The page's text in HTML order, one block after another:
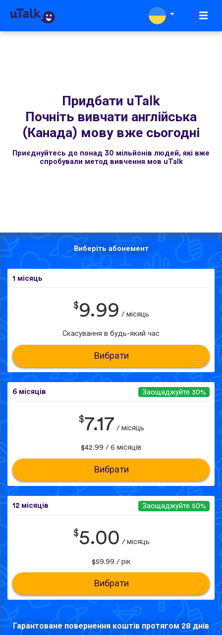
Придбати uTalk
Почніть вивчати англійська
(Канада) мову вже сьогодні
Приєднуйтесь до понад 30 мільйонів людей, які вже
спробували метод вивчення мов uTalk
Виберіть абонемент
1 місяць
$9.99 / місяць
Скасування в будь-який час
Вибрати
6 місяців Заощаджуйте 30%
$7.17 / місяць
$42.99 / 6 місяців
Вибрати
12 місяців Заощаджуйте 50%
$5.00 / місяць
$59.99 / рік
Вибрати
Гарантоване повернення коштів протягом 28 днів